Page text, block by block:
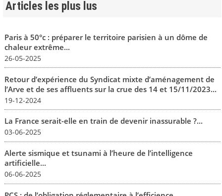
Articles les plus lus
Paris à 50°c : préparer le territoire parisien à un dôme de
chaleur extrême...
26-05-2025
Retour d’expérience du Syndicat mixte d’aménagement de
l’Arve et de ses affluents sur la crue des 14 et 15/11/2023...
19-12-2024
La France serait-elle en train de devenir inassurable ?...
03-06-2025
Alerte sismique et tsunami à l’heure de l’intelligence
artificielle...
06-06-2025